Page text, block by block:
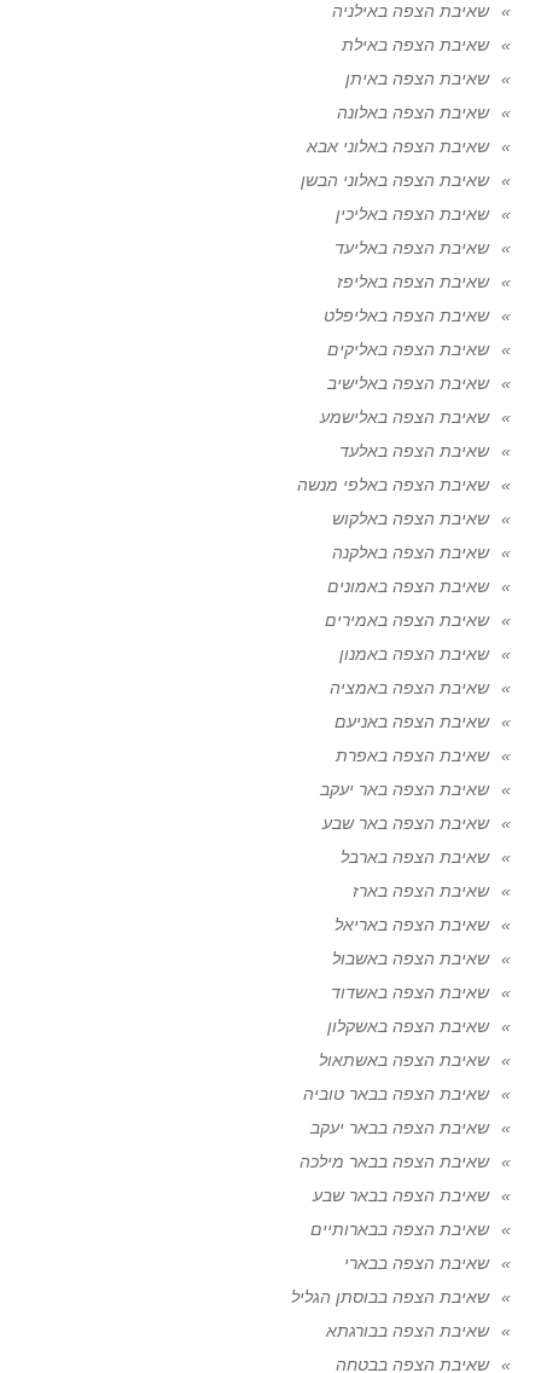
שאיבת הצפה באילניה
שאיבת הצפה באילת
שאיבת הצפה באיתן
שאיבת הצפה באלונה
שאיבת הצפה באלוני אבא
שאיבת הצפה באלוני הבשן
שאיבת הצפה באליכין
שאיבת הצפה באליעד
שאיבת הצפה באליפז
שאיבת הצפה באליפלט
שאיבת הצפה באליקים
שאיבת הצפה באלישיב
שאיבת הצפה באלישמע
שאיבת הצפה באלעד
שאיבת הצפה באלפי מנשה
שאיבת הצפה באלקוש
שאיבת הצפה באלקנה
שאיבת הצפה באמונים
שאיבת הצפה באמירים
שאיבת הצפה באמנון
שאיבת הצפה באמציה
שאיבת הצפה באניעם
שאיבת הצפה באפרת
שאיבת הצפה באר יעקב
שאיבת הצפה באר שבע
שאיבת הצפה בארבל
שאיבת הצפה בארז
שאיבת הצפה באריאל
שאיבת הצפה באשבול
שאיבת הצפה באשדוד
שאיבת הצפה באשקלון
שאיבת הצפה באשתאול
שאיבת הצפה בבאר טוביה
שאיבת הצפה בבאר יעקב
שאיבת הצפה בבאר מילכה
שאיבת הצפה בבאר שבע
שאיבת הצפה בבארותיים
שאיבת הצפה בבארי
שאיבת הצפה בבוסתן הגליל
שאיבת הצפה בבורגתא
שאיבת הצפה בבטחה